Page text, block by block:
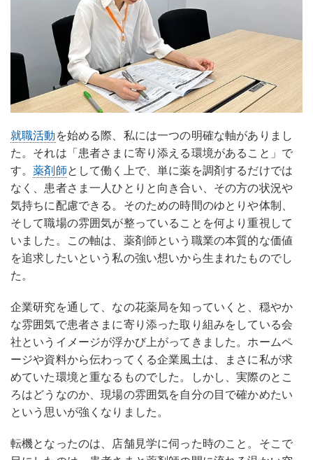
就職活動 を始める際、私には一つの明確な軸がありまし
た。それは「患者さまに寄り添える環境があること」で
す。薬剤師として働く上で、単に薬を調剤するだけでは
なく、患者さま一人ひとりと向き合い、その方の状況や
気持ちに配慮できる。そのための時間のゆとりや体制、
そして職場の雰囲気が整っていることを何より重視して
いました。この軸は、薬剤師という職業の本質的な価値
を追求したいという私の強い想いから生まれたものでし
た。
企業研究を通して、なの花薬局を知っていくと、穏やか
な雰囲気で患者さまに寄り添った取り組みをしている会
社というイメージが浮かび上がってきました。ホームペ
ージや資料から伝わってくる企業風土は、まさに私が求
めていた環境と重なるものでした。しかし、実際のとこ
ろはどうなのか、現場の雰囲気を自分の目で確かめたい
という思いが強くなりました。
転機となったのは、店舗見学に伺った時のこと。そこで